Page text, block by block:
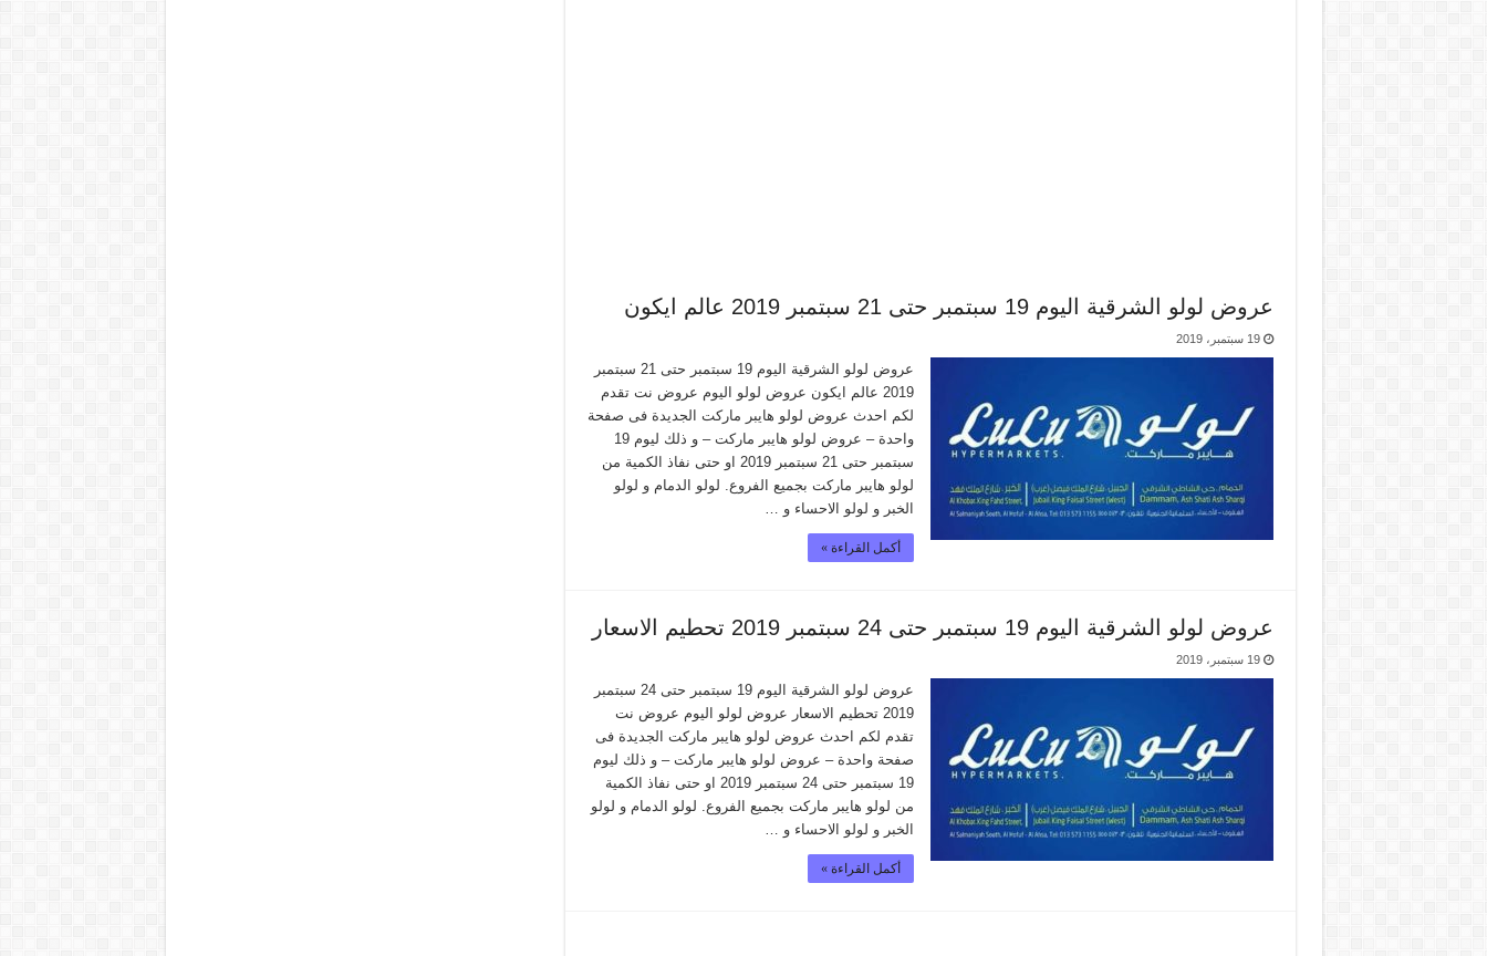
عروض لولو الشرقية اليوم 19 سبتمبر حتى 21 سبتمبر 2019 عالم ايكون
19 سبتمبر، 2019
عروض لولو الشرقية اليوم 19 سبتمبر حتى 21 سبتمبر
2019 عالم ايكون عروض لولو اليوم عروض نت تقدم
لكم احدث عروض لولو هايبر ماركت الجديدة فى صفحة
واحدة – عروض لولو هايبر ماركت – و ذلك ليوم 19
سبتمبر حتى 21 سبتمبر 2019 او حتى نفاذ الكمية من
لولو هايبر ماركت بجميع الفروع. لولو الدمام و لولو
الخبر و لولو الاحساء و …
أكمل القراءة »
عروض لولو الشرقية اليوم 19 سبتمبر حتى 24 سبتمبر 2019 تحطيم الاسعار
19 سبتمبر، 2019
عروض لولو الشرقية اليوم 19 سبتمبر حتى 24 سبتمبر
2019 تحطيم الاسعار عروض لولو اليوم عروض نت
تقدم لكم احدث عروض لولو هايبر ماركت الجديدة فى
صفحة واحدة – عروض لولو هايبر ماركت – و ذلك ليوم
19 سبتمبر حتى 24 سبتمبر 2019 او حتى نفاذ الكمية
من لولو هايبر ماركت بجميع الفروع. لولو الدمام و لولو
الخبر و لولو الاحساء و …
أكمل القراءة »